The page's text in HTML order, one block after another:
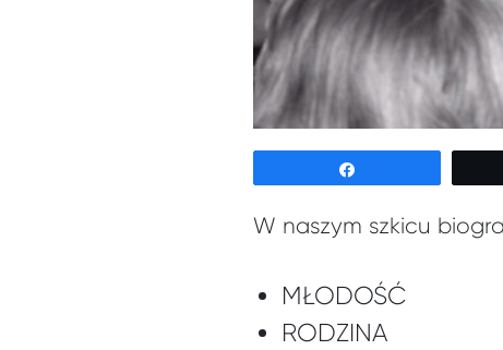
W naszym szkicu
MŁODOŚĆ
RODZINA